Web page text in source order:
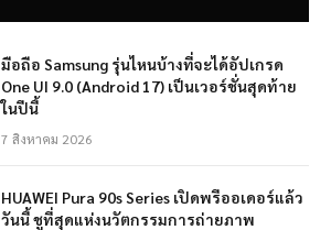
มือถือ Samsung รุ่นไหนบ้างที่จะได้อัปเกรด
One UI 9.0 (Android 17) เป็นเวอร์ชั่นสุดท้าย
ในปีนี้
7 สิงหาคม 2026
HUAWEI Pura 90s Series เปิดพรีออเดอร์แล้ว
วันนี้ ชูที่สุดแห่งนวัตกรรมการถ่ายภาพ